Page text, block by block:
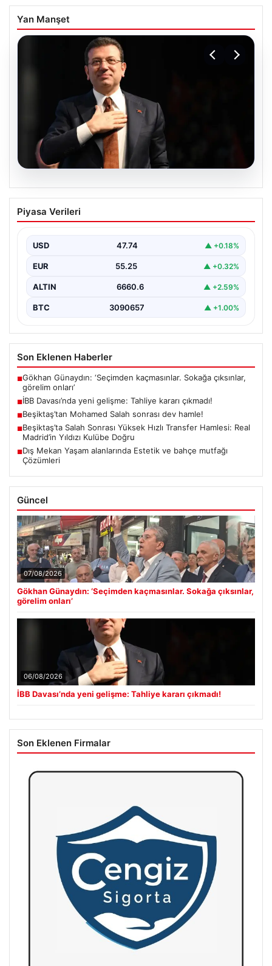
Yan Manşet
06.08.2026
İBB Davası’nda yeni gelişme: Tahliye
kararı çıkmadı!
Piyasa Verileri
USD 47.74 ▲ +0.18%
EUR 55.25 ▲ +0.32%
ALTIN 6660.6 ▲ +2.59%
BTC 3090657 ▲ +1.00%
Son Eklenen Haberler
■Gökhan Günaydın: ‘Seçimden kaçmasınlar. Sokağa çıksınlar,
görelim onları’
■İBB Davası’nda yeni gelişme: Tahliye kararı çıkmadı!
■Beşiktaş’tan Mohamed Salah sonrası dev hamle!
■Beşiktaş’ta Salah Sonrası Yüksek Hızlı Transfer Hamlesi: Real
Madrid’in Yıldızı Kulübe Doğru
■Dış Mekan Yaşam alanlarında Estetik ve bahçe mutfağı
Çözümleri
Güncel
07/08/2026
Gökhan Günaydın: ‘Seçimden kaçmasınlar. Sokağa çıksınlar,
görelim onları’
06/08/2026
İBB Davası’nda yeni gelişme: Tahliye kararı çıkmadı!
Son Eklenen Firmalar